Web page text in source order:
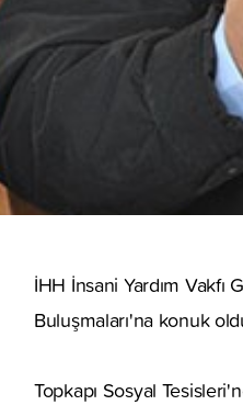
İHH İnsani Yardım Vakfı
Buluşmaları'na konuk
Topkapı Sosyal